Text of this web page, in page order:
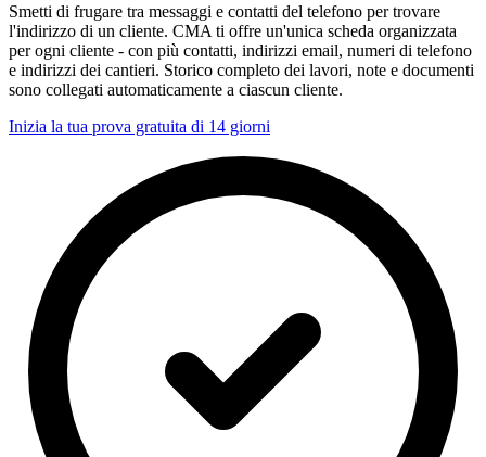
Smetti di frugare tra messaggi e contatti del telefono per trovare
l'indirizzo di un cliente. CMA ti offre un'unica scheda organizzata
per ogni cliente - con più contatti, indirizzi email, numeri di telefono
e indirizzi dei cantieri. Storico completo dei lavori, note e documenti
sono collegati automaticamente a ciascun cliente.
Inizia la tua prova gratuita di 14 giorni